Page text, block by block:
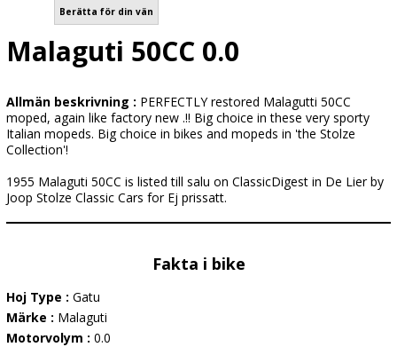
Berätta för din vän
Malaguti 50CC 0.0
Allmän beskrivning : PERFECTLY restored Malagutti 50CC
moped, again like factory new .!! Big choice in these very sporty
Italian mopeds. Big choice in bikes and mopeds in 'the Stolze
Collection'!
1955 Malaguti 50CC is listed till salu on ClassicDigest in De Lier by
Joop Stolze Classic Cars for Ej prissatt.
Fakta i bike
Hoj Type : Gatu
Märke : Malaguti
Motorvolym : 0.0